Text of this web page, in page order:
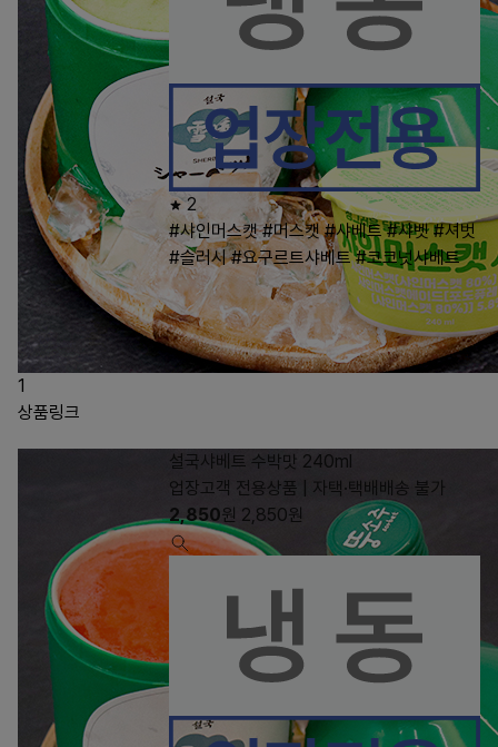
1
2
#샤인머스캣 #머스캣 #샤베트 #샤벳 #셔벗
#슬러시 #요구르트샤베트 #코코넛샤베트
상품링크
설국샤베트 수박맛 240ml
업장고객 전용상품 | 자택·택배배송 불가
2,850원 2,850원